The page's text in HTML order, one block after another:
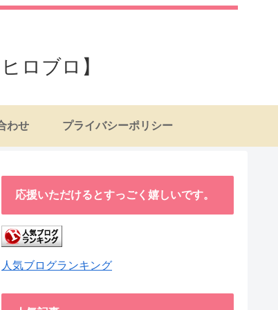
ロブロ】
わせ プライバシーポリシー
応援いただけるとすっごく嬉しいです。
人気ブログランキング